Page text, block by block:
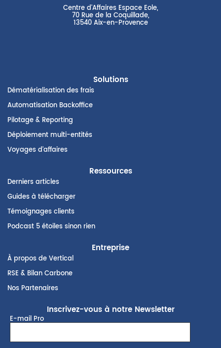
Centre d'Affaires Espace Eole,
70 Rue de la Coquillade,
13540 Aix-en-Provence
Solutions
Dématérialisation des frais
Automatisation Backoffice
Pilotage & Reporting
Déploiement multi-entités
Voyages d’affaires
Ressources
Derniers articles
Guides à télécharger
Témoignages clients
Podcast 5 étoiles sinon rien
Entreprise
À propos de Vertical
RSE & Bilan Carbone
Nos Partenaires
Inscrivez-vous à notre Newsletter
E-mail Pro